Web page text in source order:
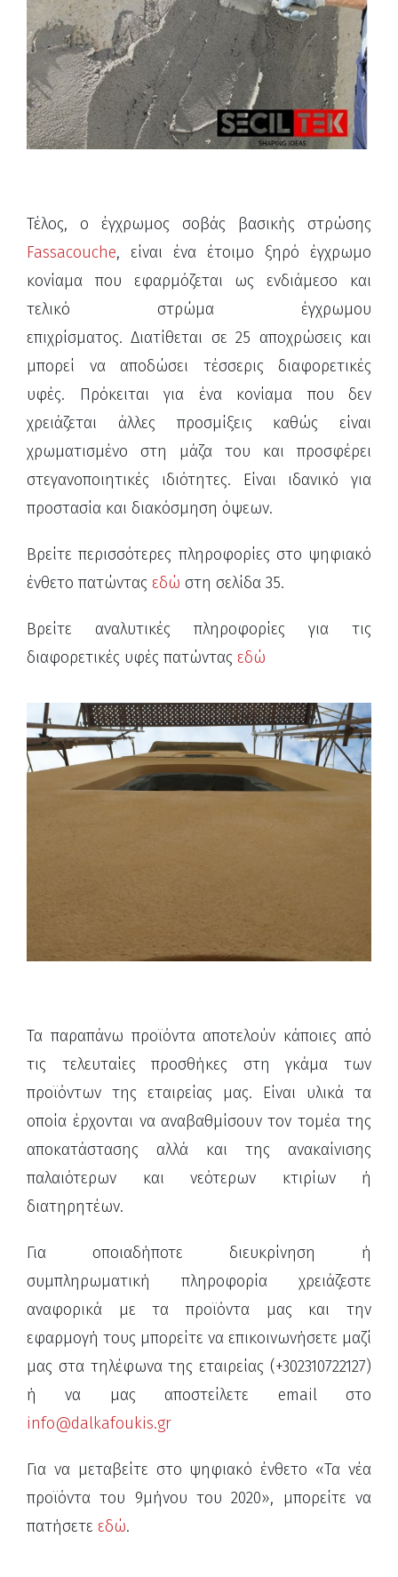
Τέλος, ο έγχρωμος σοβάς βασικής στρώσης
Fassacouche, είναι ένα έτοιμο ξηρό έγχρωμο
κονίαμα που εφαρμόζεται ως ενδιάμεσο και
τελικό στρώμα έγχρωμου
επιχρίσματος. Διατίθεται σε 25 αποχρώσεις και
μπορεί να αποδώσει τέσσερις διαφορετικές
υφές. Πρόκειται για ένα κονίαμα που δεν
χρειάζεται άλλες προσμίξεις καθώς είναι
χρωματισμένο στη μάζα του και προσφέρει
στεγανοποιητικές ιδιότητες. Είναι ιδανικό για
προστασία και διακόσμηση όψεων.
Βρείτε περισσότερες πληροφορίες στο ψηφιακό
ένθετο πατώντας εδώ στη σελίδα 35.
Βρείτε αναλυτικές πληροφορίες για τις
διαφορετικές υφές πατώντας εδώ
Τα παραπάνω προϊόντα αποτελούν κάποιες από
τις τελευταίες προσθήκες στη γκάμα των
προϊόντων της εταιρείας μας. Είναι υλικά τα
οποία έρχονται να αναβαθμίσουν τον τομέα της
αποκατάστασης αλλά και της ανακαίνισης
παλαιότερων και νεότερων κτιρίων ή
διατηρητέων.
Για οποιαδήποτε διευκρίνηση ή
συμπληρωματική πληροφορία χρειάζεστε
αναφορικά με τα προϊόντα μας και την
εφαρμογή τους μπορείτε να επικοινωνήσετε μαζί
μας στα τηλέφωνα της εταιρείας (+302310722127)
ή να μας αποστείλετε email στο
info@dalkafoukis.gr
Για να μεταβείτε στο ψηφιακό ένθετο «Τα νέα
προϊόντα του 9μήνου του 2020», μπορείτε να
πατήσετε εδώ.